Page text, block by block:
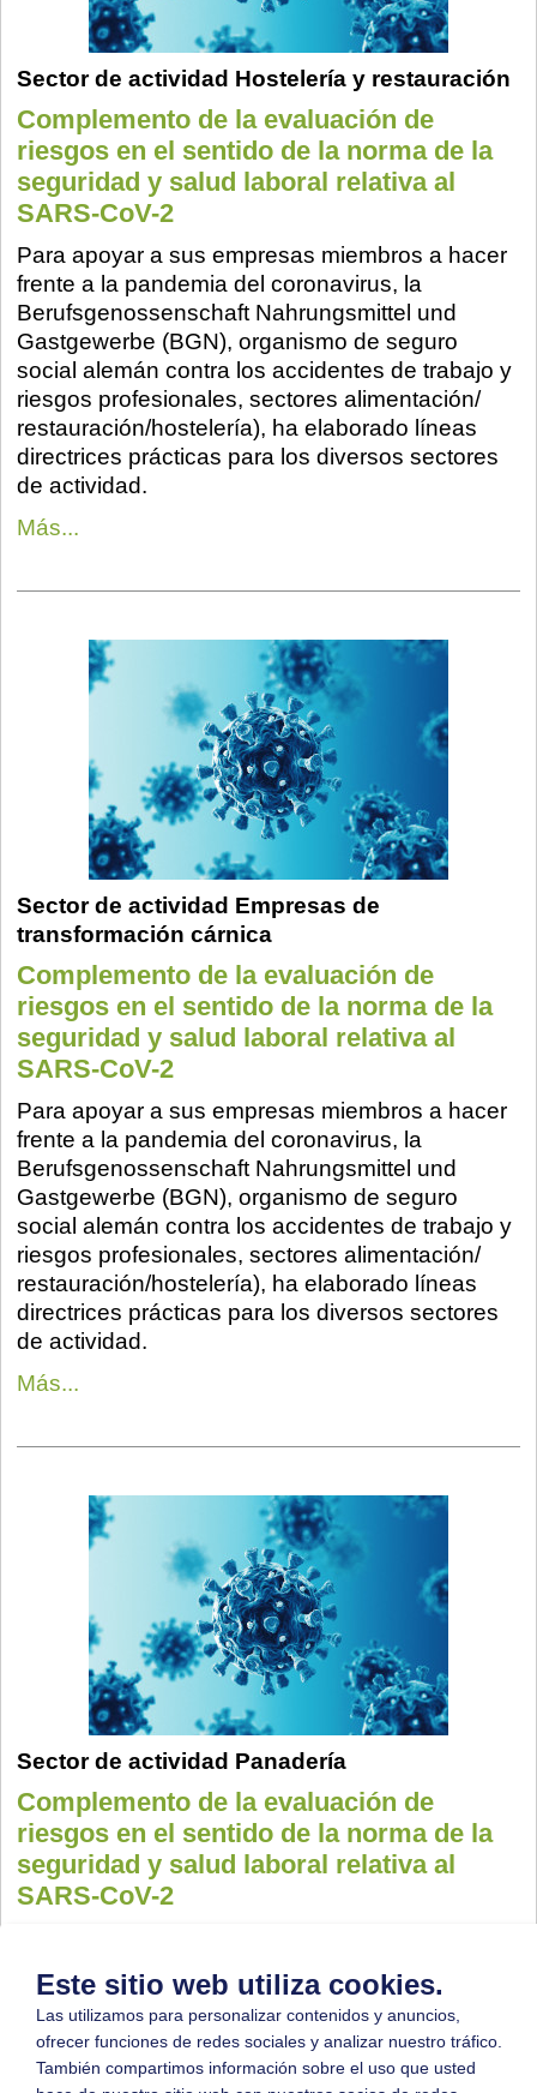
Sector de actividad Hostelería y restauración
Complemento de la evaluación de
riesgos en el sentido de la norma de la
seguridad y salud laboral relativa al
SARS-CoV-2
Para apoyar a sus empresas miembros a hacer
frente a la pandemia del coronavirus, la
Berufsgenossenschaft Nahrungsmittel und
Gastgewerbe (BGN), organismo de seguro
social alemán contra los accidentes de trabajo y
riesgos profesionales, sectores alimentación/
restauración/hostelería), ha elaborado líneas
directrices prácticas para los diversos sectores
de actividad.
Más...
Sector de actividad Empresas de
transformación cárnica
Complemento de la evaluación de
riesgos en el sentido de la norma de la
seguridad y salud laboral relativa al
SARS-CoV-2
Para apoyar a sus empresas miembros a hacer
frente a la pandemia del coronavirus, la
Berufsgenossenschaft Nahrungsmittel und
Gastgewerbe (BGN), organismo de seguro
social alemán contra los accidentes de trabajo y
riesgos profesionales, sectores alimentación/
restauración/hostelería), ha elaborado líneas
directrices prácticas para los diversos sectores
de actividad.
Más...
Sector de actividad Panadería
Complemento de la evaluación de
riesgos en el sentido de la norma de la
seguridad y salud laboral relativa al
SARS-CoV-2
Berufsgenossenschaft Nahrungsmittel und
Gastgewerbe (BGN), organismo de seguro
social alemán contra los accidentes de trabajo y
riesgos profesionales, sectores alimentación/
Este sitio web utiliza cookies.
Las utilizamos para personalizar contenidos y anuncios,
ofrecer funciones de redes sociales y analizar nuestro tráfico.
También compartimos información sobre el uso que usted